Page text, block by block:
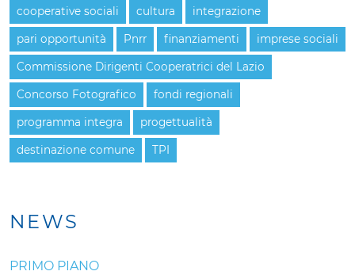
NEWS
PRIMO PIANO
cooperative sociali cultura integrazione
pari opportunità Pnrr finanziamenti imprese sociali
Commissione Dirigenti Cooperatrici del Lazio
Concorso Fotografico fondi regionali
programma integra progettualità
destinazione comune TPI